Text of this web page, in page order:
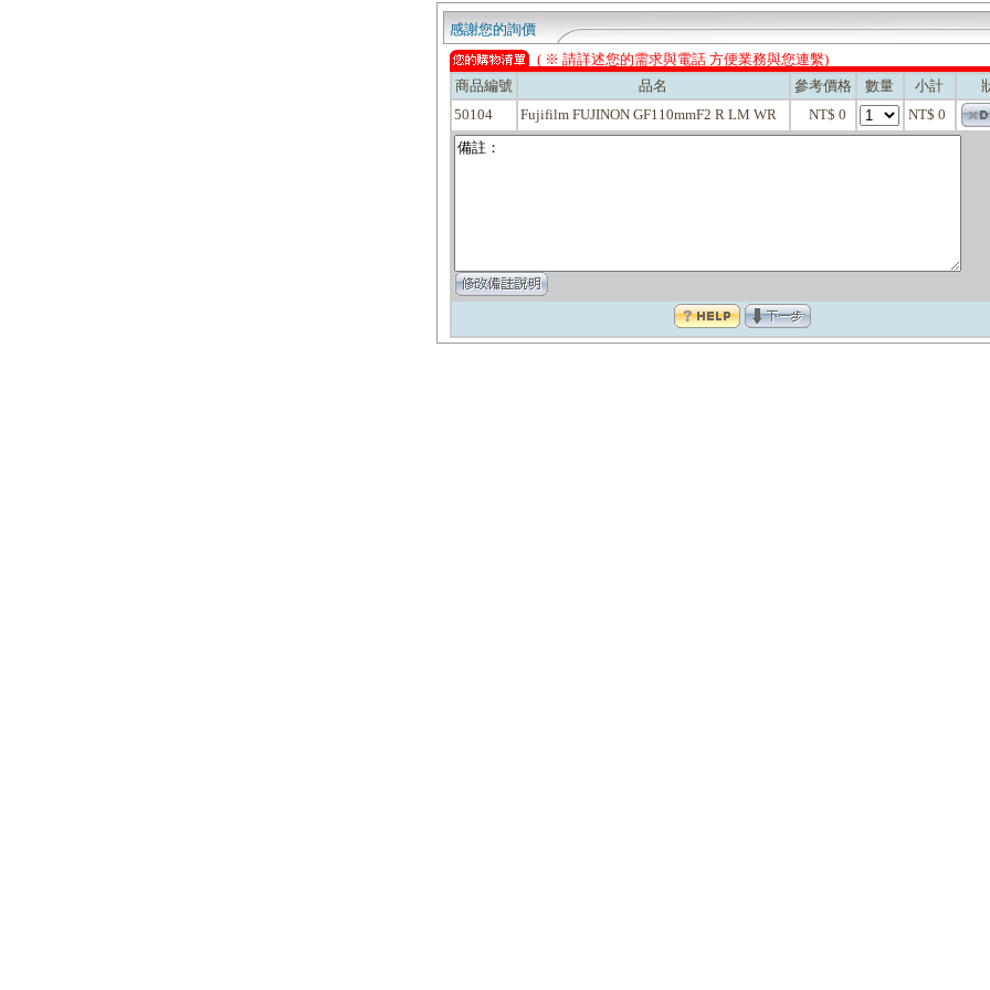
感謝您的詢價
( ※ 請詳述您的需求與電話 方便業務與您連繫)
商品編號
品名 參考價格 數量 小計
50104
Fujifilm FUJINON GF110mmF2 R LM WR NT$ 0 NT$ 0